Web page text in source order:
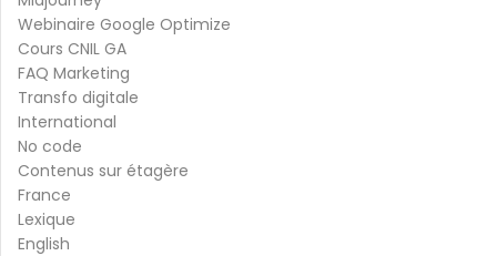
Webinaire Google Optimize
Cours CNIL GA
FAQ Marketing
Transfo digitale
International
No code
Contenus sur étagère
France
Lexique
English